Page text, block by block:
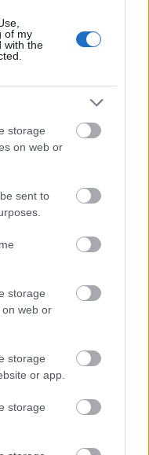
of my
with the
storage
on web or
sent to
storage
web or
storage
or app.
storage
kivonul a
: a dízelbotrány
hogy évente euró
A ...